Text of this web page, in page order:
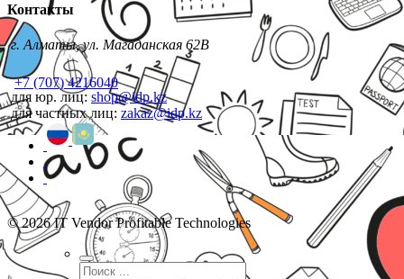
Контакты
г. Алматы, ул. Магаданская 62В
+7 (707) 4216040
для юр. лиц: shop@idp.kz
для частных лиц: zakaz@idp.kz
© 2026 IT Vendor Profitable Technologies